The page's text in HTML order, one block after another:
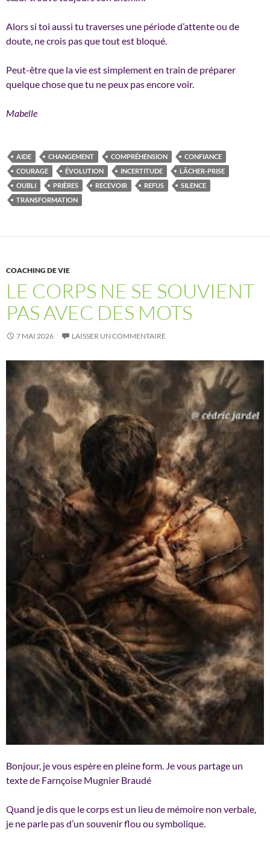
Alors si toi aussi tu traverses une période d’attente ou de
doute, ne crois pas que tout est bloqué.
Peut-être que la vie est simplement en train de préparer
quelque chose que tu ne peux pas encore voir.
Mabelle
AIDE CHANGEMENT COMPRÉHENSION
CONFIANCE
COURAGE
ÉVOLUTION INCERTITUDE
LÂCHER-PRISE
OUBLI
PRIÈRES RECEVOIR REFUS
SILENCE
TRANSFORMATION
COACHING DE VIE
LE CORPS NE SE SOUVIENT
PAS AVEC DES MOTS
7 MAI 2026 LAISSER UN COMMENTAIRE
Bonjour, je vous espère en pleine form. Je vous partage un
texte de Farnçoise Mugnier Braudé
Quand je dis que le corps est un lieu de mémoire non verbale,
je ne parle pas d’un souvenir flou ou symbolique.